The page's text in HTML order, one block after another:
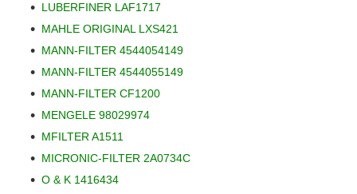
LUBERFINER LAF1717
MAHLE ORIGINAL LXS421
MANN-FILTER 4544054149
MANN-FILTER 4544055149
MANN-FILTER CF1200
MENGELE 98029974
MFILTER A1511
MICRONIC-FILTER 2A0734C
O & K 1416434